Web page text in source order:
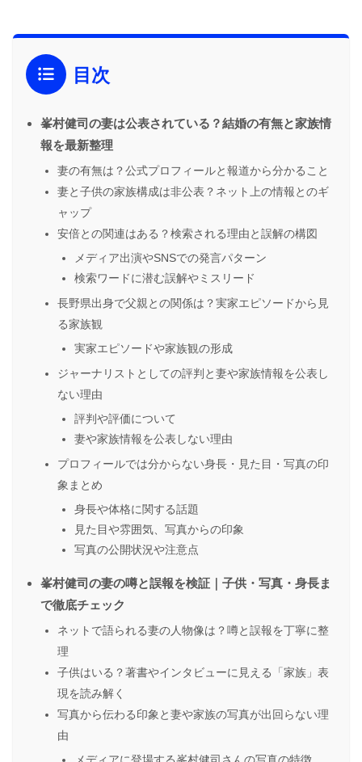
目次
峯村健司の妻は公表されている？結婚の有無と家族情
報を最新整理
妻の有無は？公式プロフィールと報道から分かること
妻と子供の家族構成は非公表？ネット上の情報とのギ
ャップ
安倍との関連はある？検索される理由と誤解の構図
メディア出演やSNSでの発言パターン
検索ワードに潜む誤解やミスリード
長野県出身で父親との関係は？実家エピソードから見
る家族観
実家エピソードや家族観の形成
ジャーナリストとしての評判と妻や家族情報を公表し
ない理由
評判や評価について
妻や家族情報を公表しない理由
プロフィールでは分からない身長・見た目・写真の印
象まとめ
身長や体格に関する話題
見た目や雰囲気、写真からの印象
写真の公開状況や注意点
峯村健司の妻の噂と誤報を検証｜子供・写真・身長ま
で徹底チェック
ネットで語られる妻の人物像は？噂と誤報を丁寧に整
理
子供はいる？著書やインタビューに見える「家族」表
現を読み解く
写真から伝わる印象と妻や家族の写真が出回らない理
由